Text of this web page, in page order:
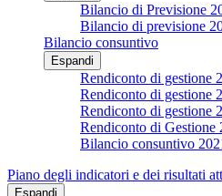
Bilancio di Previsione
Bilancio di previsione
Bilancio consuntivo
Espandi
Rendiconto di gestione
Rendiconto di gestione
Rendiconto di gestione
Rendiconto di Gestione
Bilancio consuntivo
Piano degli indicatori e dei risultati
Espandi